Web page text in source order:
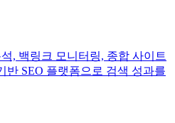
, 백링크 모니터링, 종합 사이트
반 SEO 플랫폼으로 검색 성과를